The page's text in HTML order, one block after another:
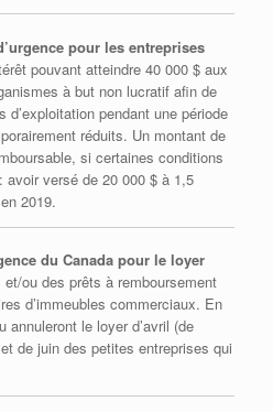
pour les entreprises
pouvant atteindre 40 000 $ aux
à but non lucratif afin de
pendant une période
réduits. Un montant de
si certaines conditions
versé de 20 000 $ à 1,5
2019.
du Canada pour le loyer
et/ou des prêts à remboursement
d’immeubles commerciaux. En
annuleront le loyer d’avril (de
de juin des petites entreprises qui